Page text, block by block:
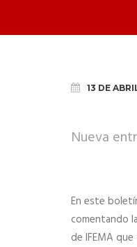
13 DE
Nueva
En este
comentando
de IFEMA